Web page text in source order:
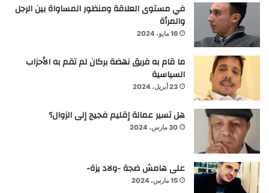
في مستوى العلاقة ومنظور المساواة بين الرجل
والمرأة
16 مايو، 2024
ما قام به فريق نهضة بركان لم تقم به الأحزاب
السياسية
23 أبريل، 2024
هل تسير عمالة إقليم فجيج إلى الزوال؟
30 مارس، 2024
على هامش ضجة -ولاد يزة-
15 مارس، 2024